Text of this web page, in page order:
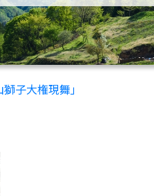
子大権現舞」